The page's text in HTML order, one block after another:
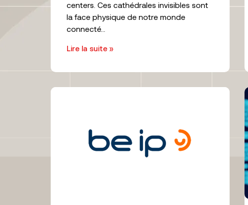
centers. Ces cathédrales invisibles sont
la face physique de notre monde
connecté...
Lire la suite »